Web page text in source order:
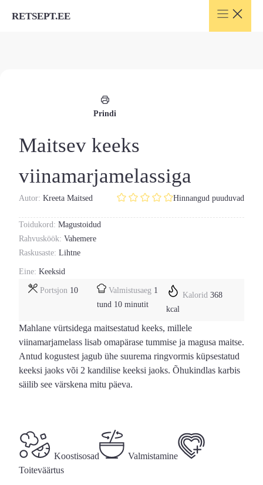
RETSEPT.EE
Prindi
Maitsev keeks
viinamarjamelassiga
Autor: Kreeta Maitsed Hinnangud puuduvad
Toidukord: Magustoidud
Rahvusköök: Vahemere
Raskusaste: Lihtne
Eine: Keeksid
Portsjon 10 Valmistusaeg 1 tund
tund 10minutit
minutit
Kalorid 368
kcal
Mahlane vürtsidega maitsestatud keeks, millele
viinamarjamelass lisab omapärase tummise ja magusa maitse.
Antud kogustest jagub ühe suurema ringvormis küpsestatud
keeksi jaoks või 2 kandilise keeksi jaoks. Õhukindlas karbis
säilib see värskena mitu päeva.
Koostisosad
Valmistamine
Toiteväärtus